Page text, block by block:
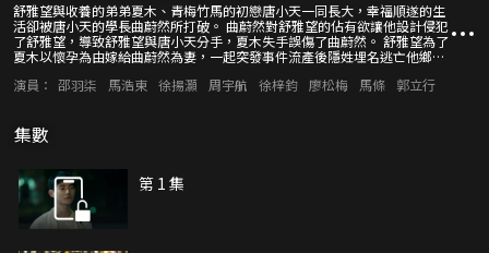
舒雅望與收養的弟弟夏木、青梅竹馬的初戀唐小天一同長大，幸福順遂的生
活卻被唐小天的學長曲蔚然所打破。 曲蔚然對舒雅望的佔有欲讓他設計侵犯
了舒雅望，導致舒雅望與唐小天分手，夏木失手誤傷了曲蔚然。 舒雅望為了
夏木以懷孕為由嫁給曲蔚然為妻，一起突發事件流產後隱姓埋名逃亡他鄉。
人的感情糾葛又重新掀起……
演員： 邵羽柒 馬浩東 徐揚灝 周宇航 徐梓鈞 廖松梅 馬條 郭立行
集數
第 1 集